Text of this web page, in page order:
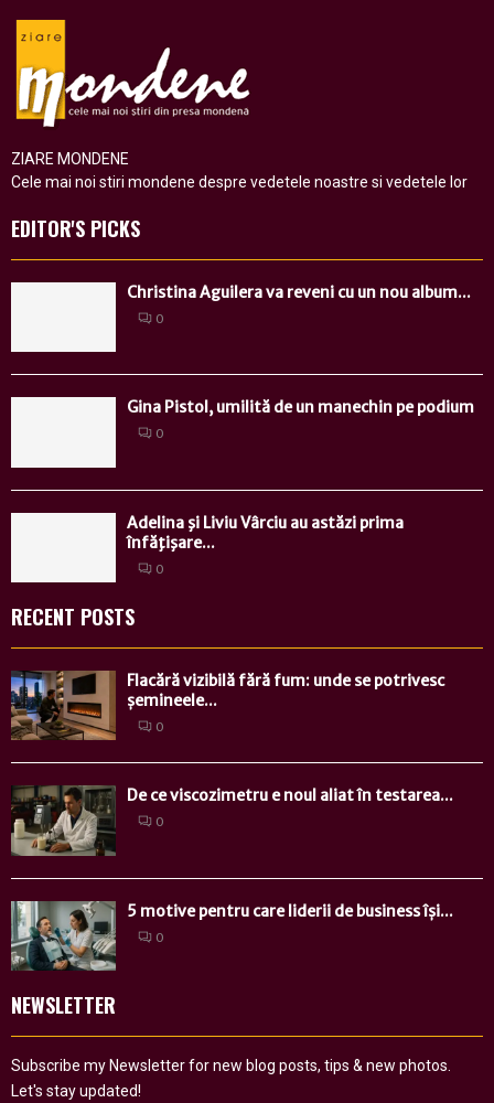
ZIARE MONDENE
Cele mai noi stiri mondene despre vedetele noastre si vedetele lor
EDITOR'S PICKS
Christina Aguilera va reveni cu un nou album...
0
Gina Pistol, umilită de un manechin pe podium
0
Adelina şi Liviu Vârciu au astăzi prima
înfăţişare...
0
RECENT POSTS
Flacără vizibilă fără fum: unde se potrivesc
șemineele...
0
De ce viscozimetru e noul aliat în testarea...
0
5 motive pentru care liderii de business își...
0
NEWSLETTER
Subscribe my Newsletter for new blog posts, tips & new photos.
Let's stay updated!